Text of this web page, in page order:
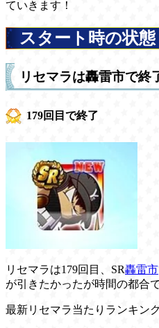
ていきます！
スタート時の状態
リセマラは轟雷市で終
179回目で終了
リセマラは179回目、SR轟雷市
が引きたかったが時間の都合で
最新リセマラ当たりランキン